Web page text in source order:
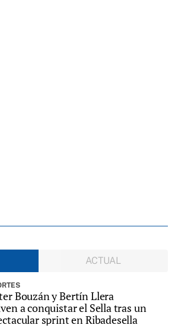
ACTUAL
Bouzán y Bertín Llera
a conquistar el Sella tras un
sprint en Ribadesella